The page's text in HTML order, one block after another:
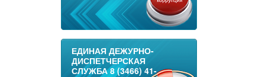
ЕДИНАЯ ДЕЖУРНО-
ДИСПЕТЧЕРСКАЯ
СЛУЖБА 8 (3466) 41-